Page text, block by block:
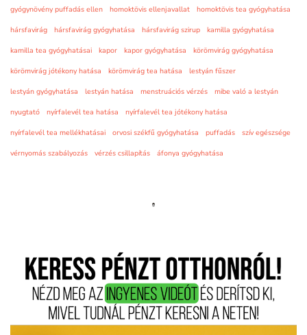
gyógynövény puffadás ellen
homoktövis ellenjavallat
homoktövis tea gyógyhatása
hársfavirág
hársfavirág gyógyhatása hársfavirág szirup
kamilla gyógyhatása
kamilla tea gyógyhatásai
kapor kapor gyógyhatása
körömvirág gyógyhatása
körömvirág jótékony hatása
körömvirág tea hatása
lestyán fűszer
lestyán gyógyhatása
lestyán hatása menstruációs vérzés
mibe való a lestyán
nyugtató
nyírfalevél tea hatása
nyírfalevél tea jótékony hatása
nyírfalevél tea mellékhatásai
orvosi székfű gyógyhatása puffadás
szív egészsége
vérnyomás szabályozás
vérzés csillapítás áfonya gyógyhatása